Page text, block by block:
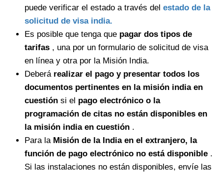
puede verificar el estado a través del estado de la
solicitud de visa india.
Es posible que tenga que pagar dos tipos de
tarifas , una por un formulario de solicitud de visa
en línea y otra por la Misión India.
Deberá realizar el pago y presentar todos los
documentos pertinentes en la misión india en
cuestión si el pago electrónico o la
programación de citas no están disponibles en
la misión india en cuestión .
Para la Misión de la India en el extranjero, la
función de pago electrónico no está disponible .
Si las instalaciones no están disponibles, envíe las